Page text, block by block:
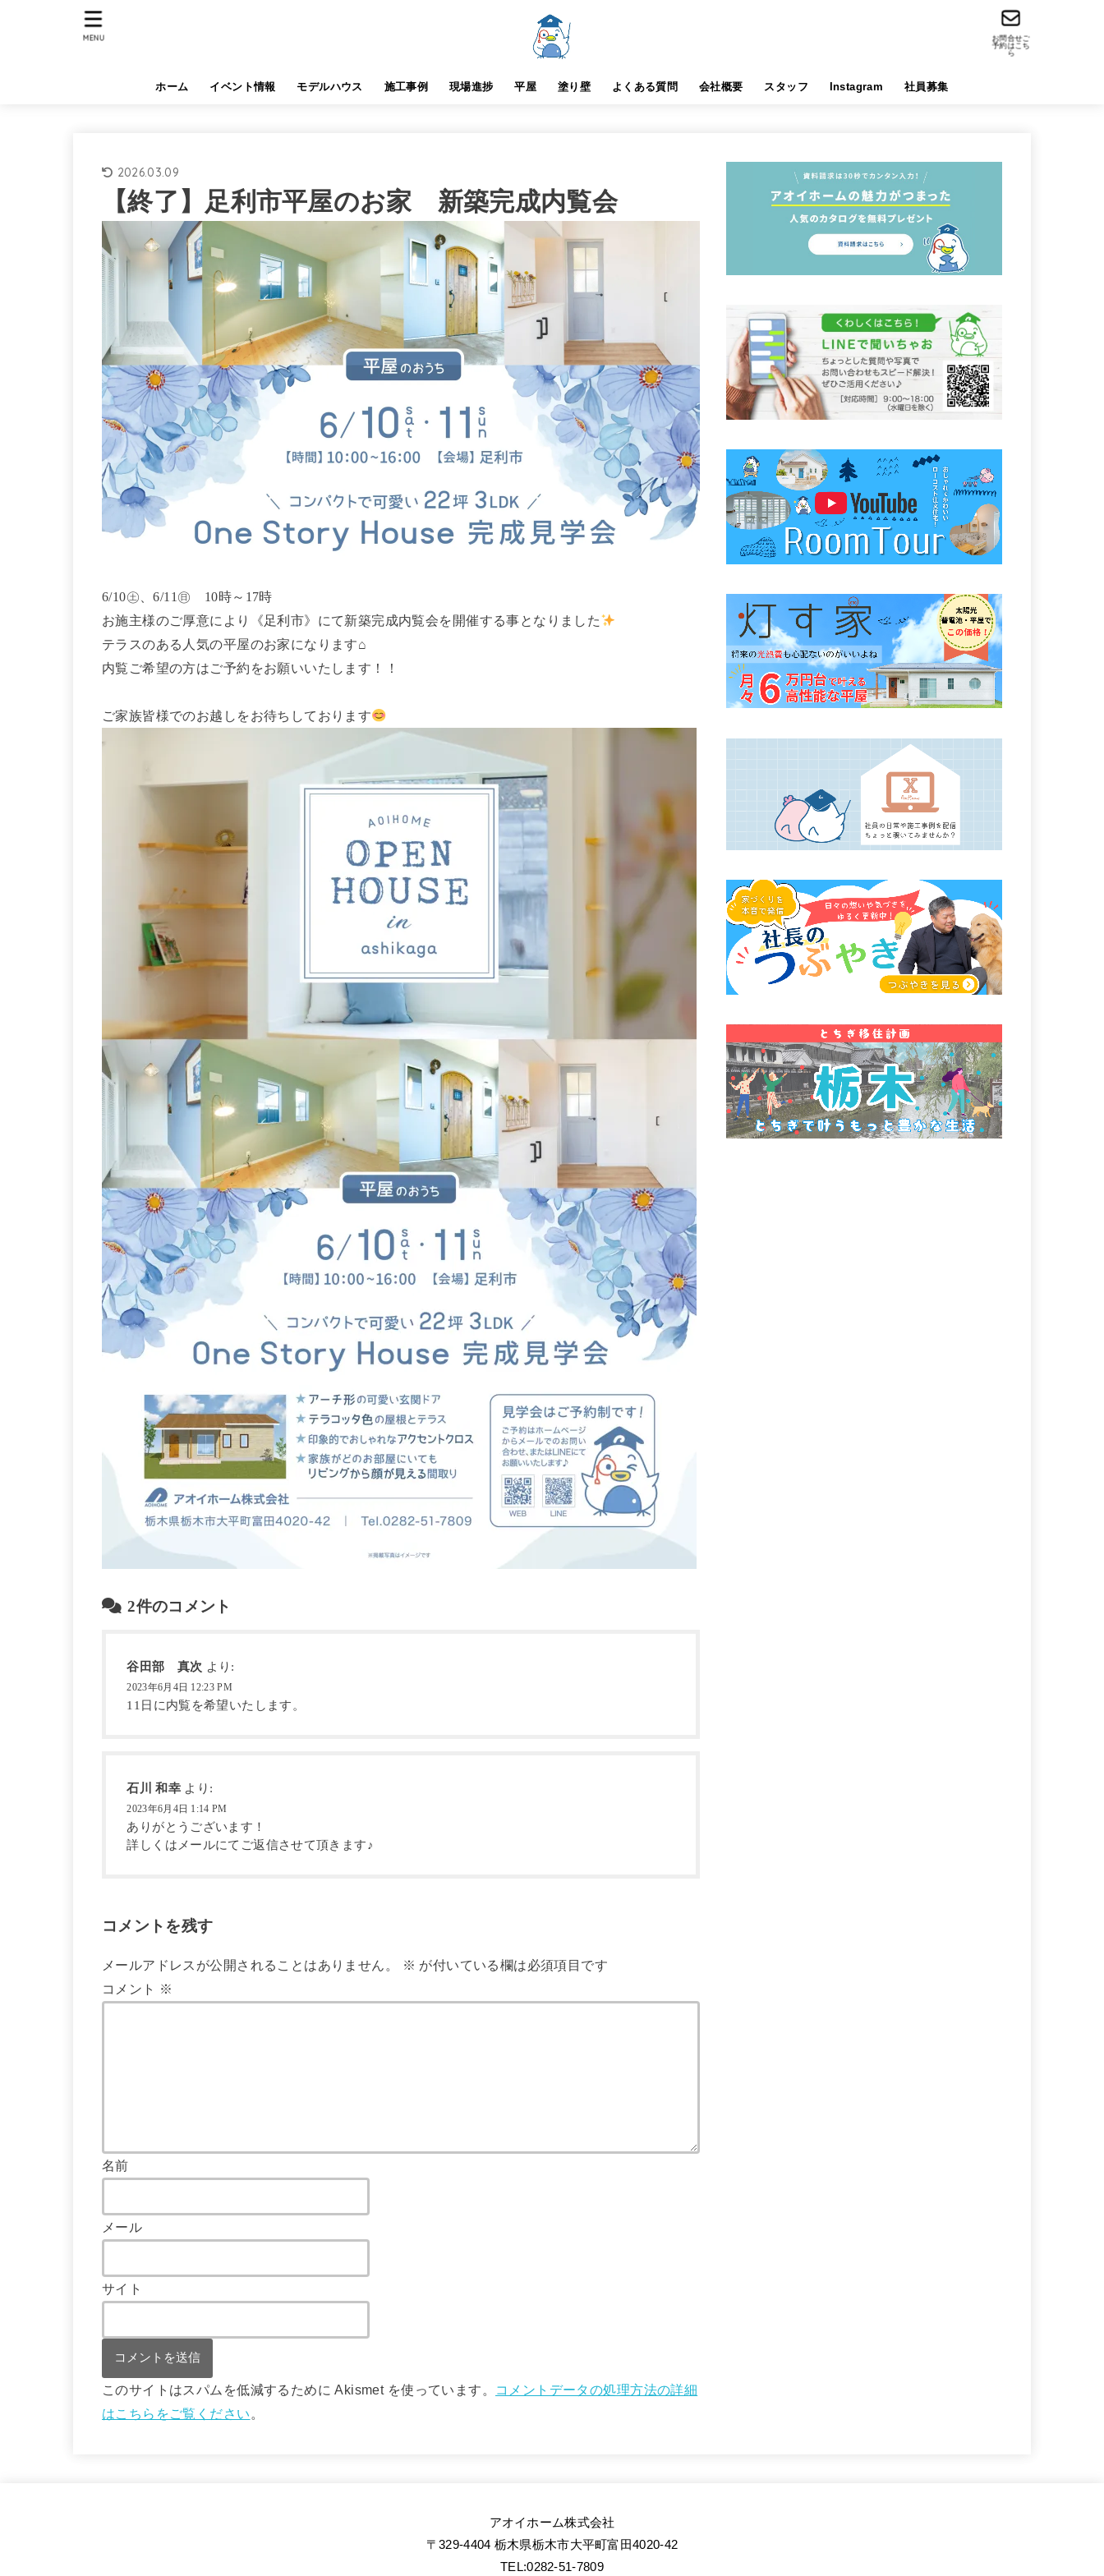
ホーム イベント情報 モデルハウス 施工事例 現場進捗 平屋 塗り壁 よくある質問 会社概要 スタッフ Instagram 社員募集
お問合せご
予約はこち
ら
MENU
2026.03.09
【終了】足利市平屋のお家 新築完成内覧会
6/10㊏、6/11㊐ 10時～17時
お施主様のご厚意により《足利市》にて新築完成内覧会を開催する事となりました
テラスのある人気の平屋のお家になります⌂
内覧ご希望の方はご予約をお願いいたします！！
ご家族皆様でのお越しをお待ちしております
2件のコメント
谷田部 真次 より:
2023年6月4日 12:23 PM
11日に内覧を希望いたします。
石川 和幸 より:
2023年6月4日 1:14 PM
ありがとうございます！
詳しくはメールにてご返信させて頂きます♪
コメントを残す
メールアドレスが公開されることはありません。 ※ が付いている欄は必須項目です
コメント
※
名前
メール
サイト
このサイトはスパムを低減するために Akismet を使っています。
コメントデータの処理方法の詳細
はこちらをご覧ください 。
アオイホーム株式会社
〒329-4404 栃木県栃木市大平町富田4020-42
TEL:0282-51-7809